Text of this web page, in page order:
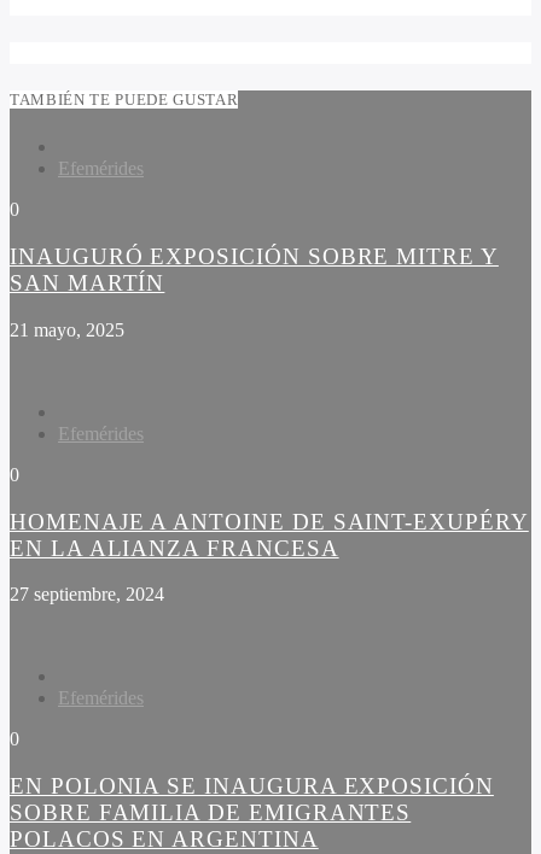
TAMBIÉN TE PUEDE GUSTAR
Efemérides
0
INAUGURÓ EXPOSICIÓN SOBRE MITRE Y
SAN MARTÍN
21 mayo, 2025
Efemérides
0
HOMENAJE A ANTOINE DE SAINT-EXUPÉRY
EN LA ALIANZA FRANCESA
27 septiembre, 2024
Efemérides
0
EN POLONIA SE INAUGURA EXPOSICIÓN
SOBRE FAMILIA DE EMIGRANTES
POLACOS EN ARGENTINA